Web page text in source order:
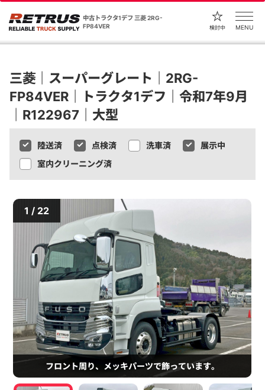
中古トラクタ1デフ 三菱 2RG-
FP84VER
検討中 MENU
三菱｜スーパーグレート｜2RG-
FP84VER｜トラクタ1デフ｜令和7年9月
｜R122967｜大型
陸送済 点検済 洗車済
展示中
室内クリーニング済
1 / 22
フロント周り、メッキパーツで飾っています。